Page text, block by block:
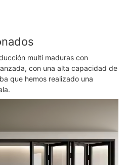
multi maduras con
con una alta capacidad de
que hemos realizado una